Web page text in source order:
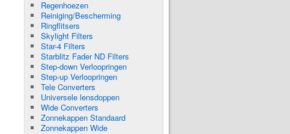
Regenhoezen
Reiniging/Bescherming
Ringflitsers
Skylight Filters
Star-4 Filters
Starblitz Fader ND Filters
Step-down Verloopringen
Step-up Verloopringen
Tele Converters
Universele lensdoppen
Wide Converters
Zonnekappen Standaard
Zonnekappen Wide